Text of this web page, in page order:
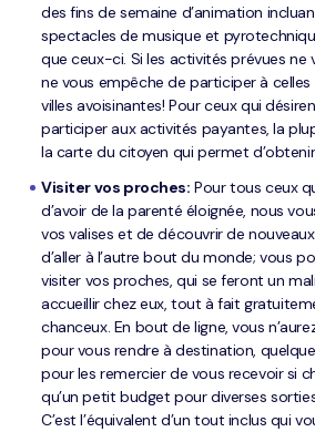
des fins de semaine d’animation
spectacles de musique et
que ceux-ci. Si les activités prévues ne
ne vous empêche de participer à celles
villes avoisinantes! Pour ceux qui
participer aux activités payantes, la
la carte du citoyen qui permet
Visiter vos proches: Pour tous ceux
d’avoir de la parenté éloignée, nous
vos valises et de découvrir de
d’aller à l’autre bout du monde; vous
visiter vos proches, qui se feront un
accueillir chez eux, tout à fait
chanceux. En bout de ligne, vous
pour vous rendre à destination,
pour les remercier de vous recevoir si
qu’un petit budget pour diverses
C’est l’équivalent d’un tout inclus qui